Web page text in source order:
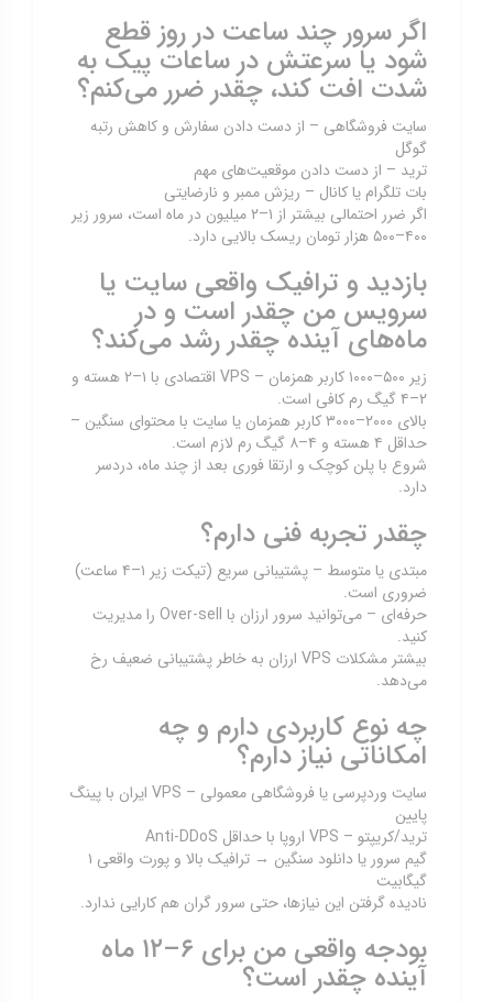
اگر سرور چند ساعت در روز قطع
شود یا سرعتش در ساعات پیک به
شدت افت کند، چقدر ضرر می‌کنم؟
سایت فروشگاهی – از دست دادن سفارش و کاهش رتبه
گوگل
ترید – از دست دادن موقعیت‌های مهم
بات تلگرام یا کانال – ریزش ممبر و نارضایتی
اگر ضرر احتمالی بیشتر از ۱–۲ میلیون در ماه است، سرور زیر
۴۰۰–۵۰۰ هزار تومان ریسک بالایی دارد.
بازدید و ترافیک واقعی سایت یا
سرویس من چقدر است و در
ماه‌های آینده چقدر رشد می‌کند؟
زیر ۵۰۰–۱۰۰۰ کاربر همزمان – VPS اقتصادی با ۱–۲ هسته و
۲–۴ گیگ رم کافی است.
بالای ۲۰۰۰–۳۰۰۰ کاربر همزمان یا سایت با محتوای سنگین –
حداقل ۴ هسته و ۴–۸ گیگ رم لازم است.
شروع با پلن کوچک و ارتقا فوری بعد از چند ماه، دردسر
دارد.
چقدر تجربه فنی دارم؟
مبتدی یا متوسط – پشتیبانی سریع (تیکت زیر ۱–۴ ساعت)
ضروری است.
حرفه‌ای – می‌توانید سرور ارزان با Over-sell را مدیریت
کنید.
بیشتر مشکلات VPS ارزان به خاطر پشتیبانی ضعیف رخ
می‌دهد.
چه نوع کاربردی دارم و چه
امکاناتی نیاز دارم؟
سایت وردپرسی یا فروشگاهی معمولی – VPS ایران با پینگ
پایین
ترید/کریپتو – VPS اروپا با حداقل Anti-DDoS
گیم سرور یا دانلود سنگین → ترافیک بالا و پورت واقعی ۱
گیگابیت
نادیده گرفتن این نیازها، حتی سرور گران هم کارایی ندارد.
بودجه واقعی من برای ۶–۱۲ ماه
آینده چقدر است؟